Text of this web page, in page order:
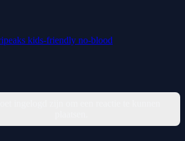
kids-friendly no-blood